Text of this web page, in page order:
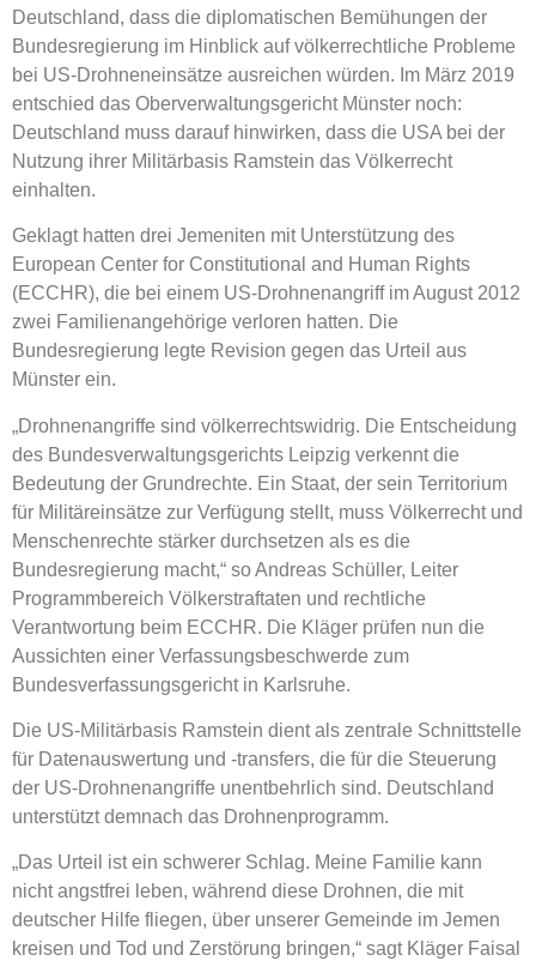
Deutschland, dass die diplomatischen Bemühungen der
Bundesregierung im Hinblick auf völkerrechtliche Probleme
bei US-Drohneneinsätze ausreichen würden. Im März 2019
entschied das Oberverwaltungsgericht Münster noch:
Deutschland muss darauf hinwirken, dass die USA bei der
Nutzung ihrer Militärbasis Ramstein das Völkerrecht
einhalten.
Geklagt hatten drei Jemeniten mit Unterstützung des
European Center for Constitutional and Human Rights
(ECCHR), die bei einem US-Drohnenangriff im August 2012
zwei Familienangehörige verloren hatten. Die
Bundesregierung legte Revision gegen das Urteil aus
Münster ein.
„Drohnenangriffe sind völkerrechtswidrig. Die Entscheidung
des Bundesverwaltungsgerichts Leipzig verkennt die
Bedeutung der Grundrechte. Ein Staat, der sein Territorium
für Militäreinsätze zur Verfügung stellt, muss Völkerrecht und
Menschenrechte stärker durchsetzen als es die
Bundesregierung macht,“ so Andreas Schüller, Leiter
Programmbereich Völkerstraftaten und rechtliche
Verantwortung beim ECCHR. Die Kläger prüfen nun die
Aussichten einer Verfassungsbeschwerde zum
Bundesverfassungsgericht in Karlsruhe.
Die US-Militärbasis Ramstein dient als zentrale Schnittstelle
für Datenauswertung und -transfers, die für die Steuerung
der US-Drohnenangriffe unentbehrlich sind. Deutschland
unterstützt demnach das Drohnenprogramm.
„Das Urteil ist ein schwerer Schlag. Meine Familie kann
nicht angstfrei leben, während diese Drohnen, die mit
deutscher Hilfe fliegen, über unserer Gemeinde im Jemen
kreisen und Tod und Zerstörung bringen,“ sagt Kläger Faisal